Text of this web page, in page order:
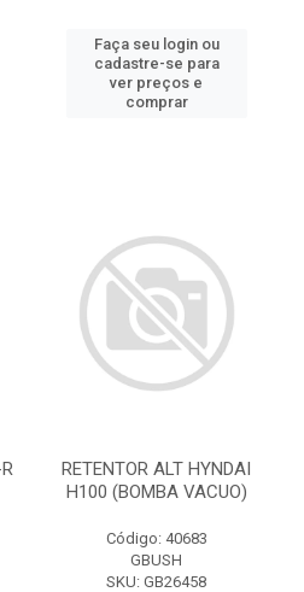
Faça seu login ou
cadastre-se para
ver preços e
comprar
RETENTOR ALT HYNDAI
H100 (BOMBA VACUO)
Código: 40683
GBUSH
SKU: GB26458